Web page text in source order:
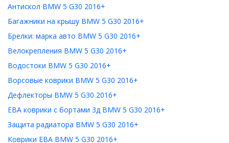
Антискол BMW 5 G30 2016+
Багажники на крышу BMW 5 G30 2016+
Брелки: марка авто BMW 5 G30 2016+
Велокрепления BMW 5 G30 2016+
Водостоки BMW 5 G30 2016+
Ворсовые коврики BMW 5 G30 2016+
Дефлекторы BMW 5 G30 2016+
ЕВА коврики с бортами 3д BMW 5 G30 2016+
Защита радиатора BMW 5 G30 2016+
Коврики ЕВА BMW 5 G30 2016+